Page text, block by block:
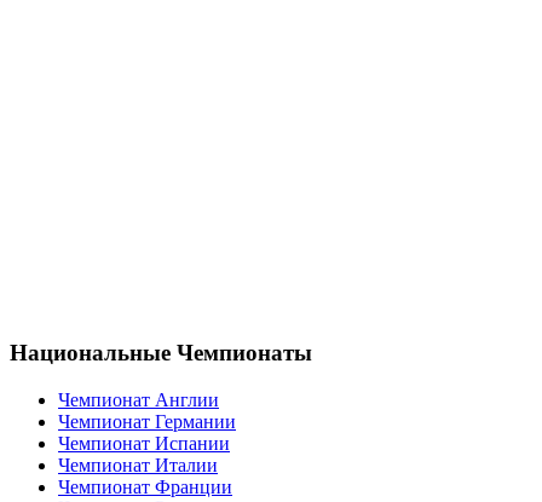
Национальные Чемпионаты
Чемпионат Англии
Чемпионат Германии
Чемпионат Испании
Чемпионат Италии
Чемпионат Франции